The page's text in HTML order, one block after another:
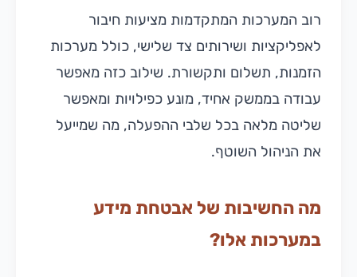
רוב המערכות המתקדמות מציעות חיבור
לאפליקציות ושירותים צד שלישי, כולל מערכות
הזמנות, תשלום ותקשורת. שילוב כזה מאפשר
עבודה בממשק אחיד, מונע כפילויות ומאפשר
שליטה מלאה בכל שלבי ההפעלה, מה שמייעל
את הניהול השוטף.
מה החשיבות של אבטחת מידע
במערכות אלו?